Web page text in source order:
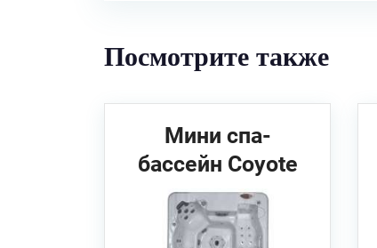
Посмотрите также
Мини спа-
бассейн Coyote
Spa Maricopa